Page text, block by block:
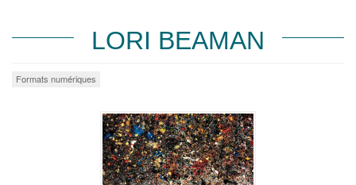
LORI BEAMAN
Formats numériques